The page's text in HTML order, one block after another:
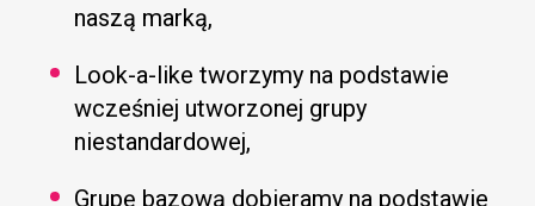
naszą marką,
Look-a-like tworzymy na podstawie
wcześniej utworzonej grupy
niestandardowej,
Grupę bazową dobieramy na podstawie